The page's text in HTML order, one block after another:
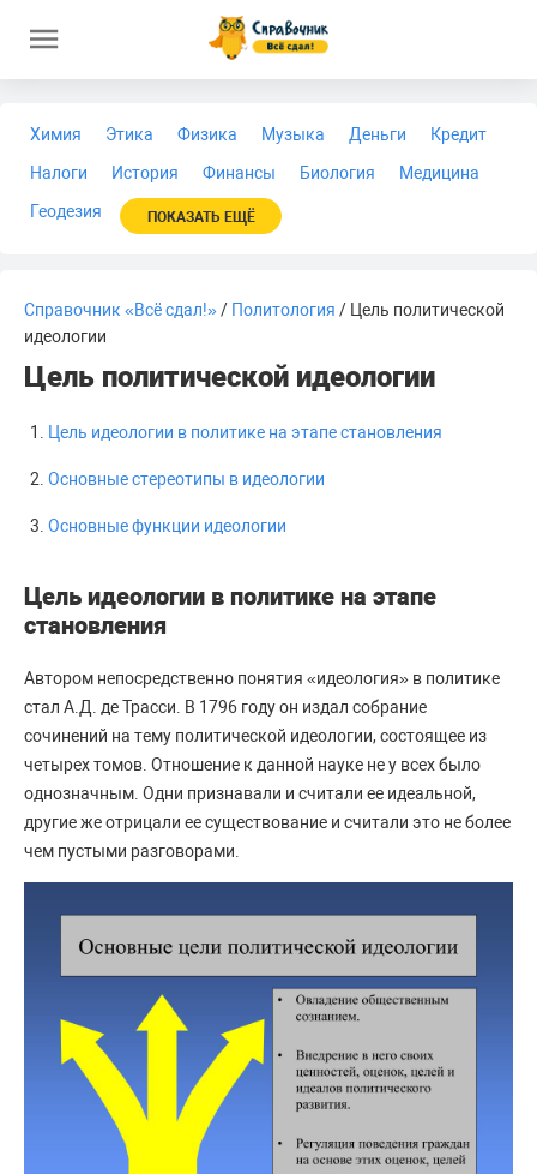
Химия Этика Физика Музыка Деньги
Кредит
Налоги
История Финансы Биология
Медицина
Геодезия
ПОКАЗАТЬ ЕЩЁ
Справочник «Всё сдал!»/ Политология / Цель политической
идеологии
Цель политической идеологии
Цель идеологии в политике на этапе становления
Основные стереотипы в идеологии
Основные функции идеологии
Цель идеологии в политике на этапе
становления
Автором непосредственно понятия «идеология» в политике
стал А.Д. де Трасси. В 1796 году он издал собрание
сочинений на тему политической идеологии, состоящее из
четырех томов. Отношение к данной науке не у всех было
однозначным. Одни признавали и считали ее идеальной,
другие же отрицали ее существование и считали это не более
чем пустыми разговорами.